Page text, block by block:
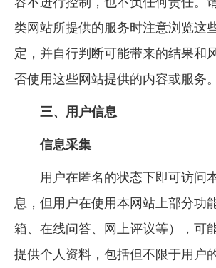
类网站所提供的服务时注意浏览这
定，并自行判断可能带来的结果和
否使用这些网站提供的内容或服务。
三、用户信息
信息采集
用户在匿名的状态下即可访问
息，但用户在使用本网站上部分功
箱、在线问答、网上评议等），可
提供个人资料，包括但不限于用户